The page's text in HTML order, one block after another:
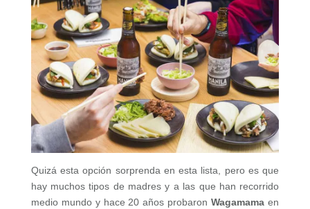
Quizá esta opción sorprenda en esta lista, pero es que
hay muchos tipos de madres y a las que han recorrido
medio mundo y hace 20 años probaronWagamama en